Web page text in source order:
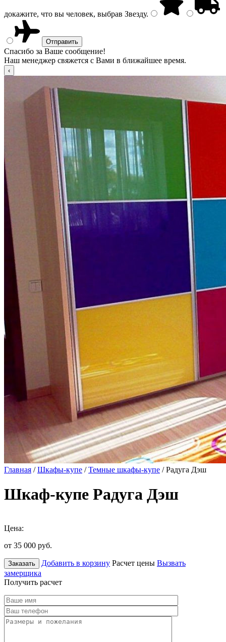
докажите, что вы человек, выбрав Звезду.
Спасибо за Ваше сообщение!
Наш менеджер свяжется с Вами в ближайшее время.
Главная /Шкафы-купе /Темные шкафы-купе / Радуга Дэш
Шкаф-купе Радуга Дэш
Цена:
от 35 000 руб.
Заказать Добавить в корзину Расчет цены Вызвать
замерщика
Получить расчет